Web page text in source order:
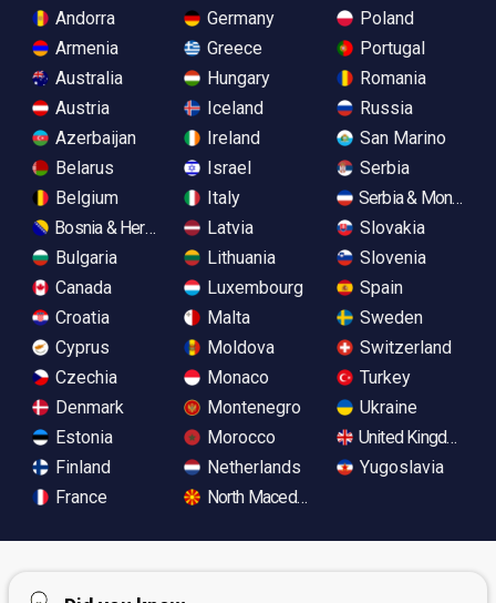
Andorra
Armenia
Australia
Austria
Azerbaijan
Belarus
Belgium
Bosnia & Herzegovina
Bulgaria
Canada
Croatia
Cyprus
Czechia
Denmark
Estonia
Finland
France
Germany
Greece
Hungary
Iceland
Ireland
Israel
Italy
Latvia
Lithuania
Luxembourg
Malta
Moldova
Monaco
Montenegro
Morocco
Netherlands
North Macedonia
Poland
Portugal
Romania
Russia
San Marino
Serbia
Serbia &
Slovakia
Slovenia
Spain
Sweden
Switzerland
Turkey
Ukraine
United Kingdom
Yugoslavia